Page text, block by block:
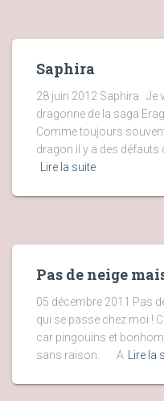
Saphira
28 juin 2012 Saphira Je
dragonne de la saga
Comme toujours
dragon il y a des défauts
Lire la suite
Pas de neige
05 décembre 2011 Pas
qui se passe chez moi !
car pingouins et
sans raison. A Lire la